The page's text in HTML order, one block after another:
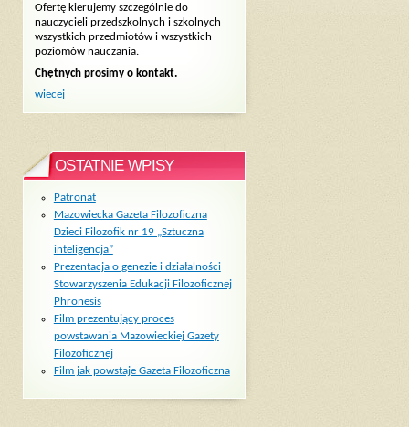
Ofertę kierujemy szczególnie do
nauczycieli przedszkolnych i szkolnych
wszystkich przedmiotów i wszystkich
poziomów nauczania.
Chętnych prosimy o kontakt.
wiecej
OSTATNIE WPISY
Patronat
Mazowiecka Gazeta Filozoficzna
Dzieci Filozofik nr 19 „Sztuczna
inteligencja”
Prezentacja o genezie i działalności
Stowarzyszenia Edukacji Filozoficznej
Phronesis
Film prezentujący proces
powstawania Mazowieckiej Gazety
Filozoficznej
Film jak powstaje Gazeta Filozoficzna